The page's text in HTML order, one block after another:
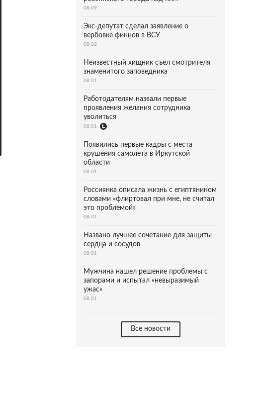
08:09
Экс-депутат сделал заявление о
вербовке финнов в ВСУ
08:02
Неизвестный хищник съел смотрителя
знаменитого заповедника
08:01
Работодателям назвали первые
проявления желания сотрудника
уволиться
08:01
Появились первые кадры с места
крушения самолета в Иркутской
области
08:01
Россиянка описала жизнь с египтянином
словами «флиртовал при мне, не считал
это проблемой»
08:01
Названо лучшее сочетание для защиты
сердца и сосудов
08:01
Мужчина нашел решение проблемы с
запорами и испытал «невыразимый
ужас»
08:01
Все новости